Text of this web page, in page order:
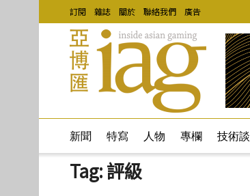
訂閱 雜誌 關於 聯絡我們 廣告
新聞 特寫 人物 專欄 技術談
Tag:評級